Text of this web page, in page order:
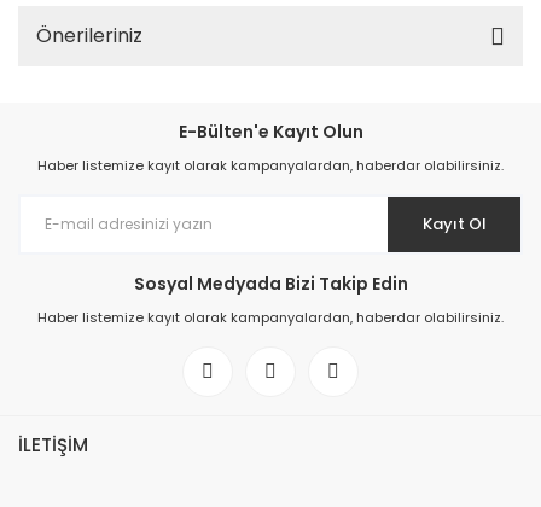
Önerileriniz
E-Bülten'e Kayıt Olun
Haber listemize kayıt olarak kampanyalardan, haberdar olabilirsiniz.
Kayıt Ol
Sosyal Medyada Bizi Takip Edin
Haber listemize kayıt olarak kampanyalardan, haberdar olabilirsiniz.
İLETİŞİM